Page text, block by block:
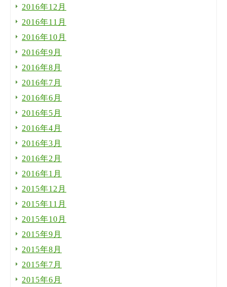
2016年12月
2016年11月
2016年10月
2016年9月
2016年8月
2016年7月
2016年6月
2016年5月
2016年4月
2016年3月
2016年2月
2016年1月
2015年12月
2015年11月
2015年10月
2015年9月
2015年8月
2015年7月
2015年6月